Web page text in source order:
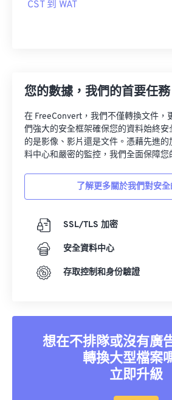
CST 到 WAT
您的數據，我們的首要任務
在 FreeConvert，我們不僅轉換文件，
們強大的安全框架確保您的資料始終
的是影像、影片還是文件。憑藉先進
料中心和嚴密的監控，我們全面保障您
了解更多關於我們對安
SSL/TLS 加密
安全資料中心
存取控制和身份驗證
想在不排隊或沒有廣
轉換大型檔案
立即升級